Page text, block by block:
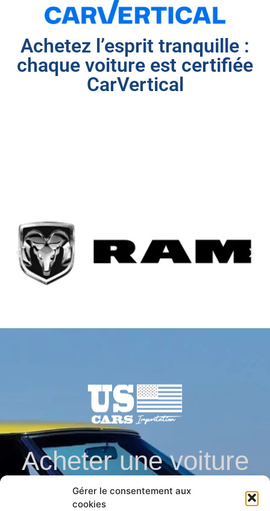
Gérer le consentement aux
cookies
Achetez l’esprit tranquille :
chaque voiture est certifiée
CarVertical
Acheter une voiture
en direct des usa en